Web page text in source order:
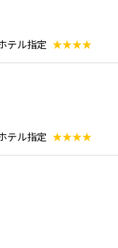
テル指定 ★★★★
テル指定 ★★★★